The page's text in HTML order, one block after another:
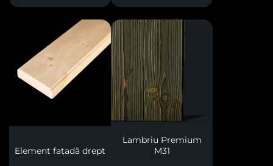
Element fațadă drept
Lambriu Premium
M31